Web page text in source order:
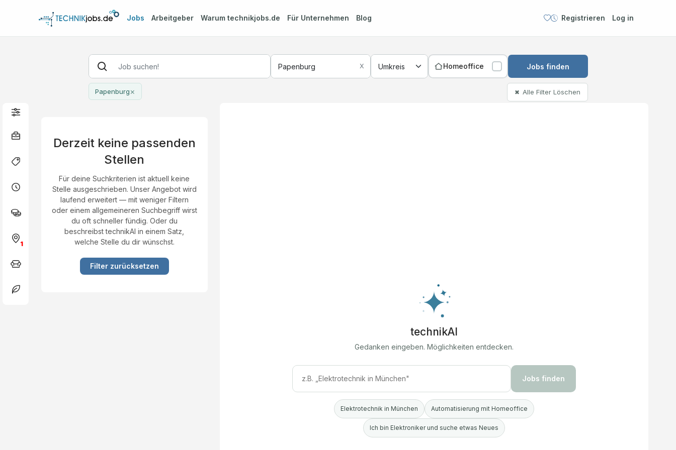
Jobs Arbeitgeber Warum technikjobs.de Für Unternehmen Blog Registrieren Log in
X Homeoffice Jobs finden
Papenburg× ✖ Alle Filter Löschen
1
Derzeit keine passenden
Stellen
Für deine Suchkriterien ist aktuell keine
Stelle ausgeschrieben. Unser Angebot wird
laufend erweitert — mit weniger Filtern
oder einem allgemeineren Suchbegriff wirst
du oft schneller fündig. Oder du
beschreibst technikAI in einem Satz,
welche Stelle du dir wünschst.
Filter zurücksetzen
technikAI
Gedanken eingeben. Möglichkeiten entdecken.
Jobs finden
Elektrotechnik in München Automatisierung mit Homeoffice
Ich bin Elektroniker und suche etwas Neues